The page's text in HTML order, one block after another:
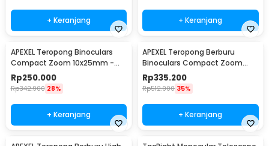
+ Keranjang + Keranjang
APEXEL Teropong Binoculars
Compact Zoom 10x25mm -
APL-PB10X25N
Rp250.000
Rp342.900 28%
+ Keranjang
APEXEL Teropong Berburu
Binoculars Compact Zoom
10x42mm - APL-RB10X42
Rp335.200
Rp512.900 35%
+ Keranjang